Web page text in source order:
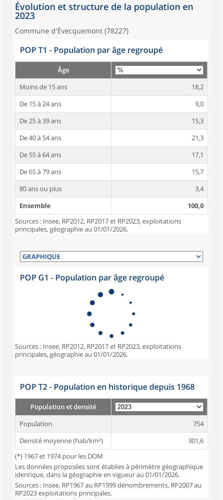
Évolution et structure de la population en
2023
Commune d'Évecquemont (78227)
POP T1 - Population par âge regroupé
Âge
Moins de 15 ans
18,2
De 15 à 24 ans
9,0
De 25 à 39 ans
15,3
De 40 à 54 ans
21,3
De 55 à 64 ans
17,1
De 65 à 79 ans
15,7
80 ans ou plus
3,4
Ensemble
100,0
Sources : Insee, RP2012, RP2017 et RP2023, exploitations
principales, géographie au 01/01/2026.
POP G1 - Population par âge regroupé
Sources : Insee, RP2012, RP2017 et RP2023, exploitations
principales, géographie au 01/01/2026.
POP T2 - Population en historique depuis 1968
Population et densité
Population
754
Densité moyenne (hab/km²)
301,6
(*) 1967 et 1974 pour les DOM
Les données proposées sont établies à périmètre géographique
identique, dans la géographie en vigueur au 01/01/2026.
Sources : Insee, RP1967 au RP1999 dénombrements, RP2007 au
RP2023 exploitations principales.